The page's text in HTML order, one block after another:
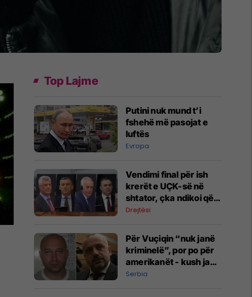
Top Lajme
Putini nuk mund t’i
fshehë më pasojat e
luftës
Evropa
Vendimi final për ish
krerët e UÇK-së në
shtator, çka ndikoi që
shpallja e aktgjykimit
Drejtësi
Për Vuçiqin “nuk janë
kriminelë”, por po për
amerikanët - kush janë
“kumbarët” Radoiçiq
Serbia